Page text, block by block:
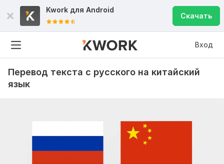
Kwork для Android
Скачать
Вход
Перевод текста с русского на китайский
язык